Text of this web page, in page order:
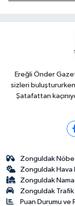
Ereğli Önder
sizleri
Şatafattan
Zonguldak
Zonguldak Hava
Zonguldak
Zonguldak Trafik
Puan Durumu ve